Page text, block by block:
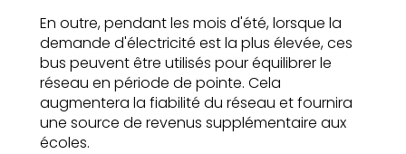
En outre, pendant les mois d'été, lorsque la
demande d'électricité est la plus élevée, ces
bus peuvent être utilisés pour équilibrer le
réseau en période de pointe. Cela
augmentera la fiabilité du réseau et fournira
une source de revenus supplémentaire aux
écoles.